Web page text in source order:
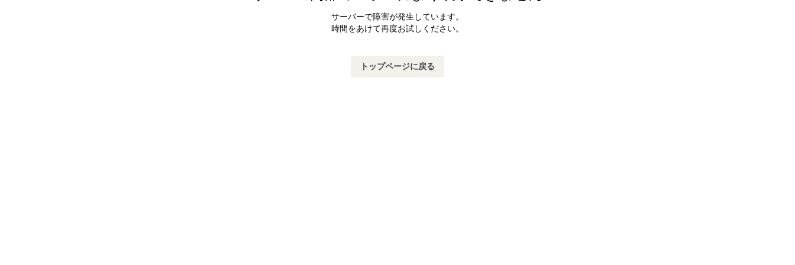
サーバーで障害が発生しています。
時間をあけて再度お試しください。
トップページに戻る